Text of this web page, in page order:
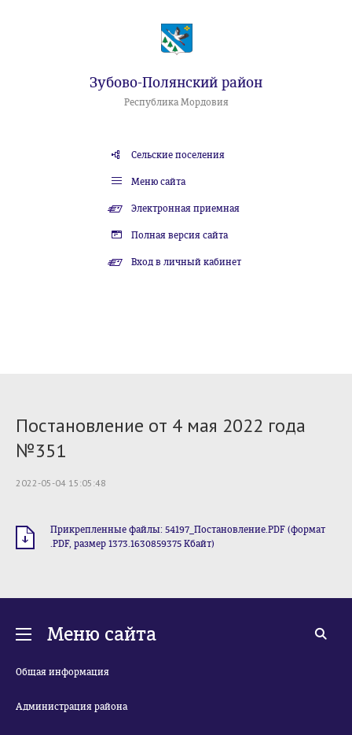
Зубово-Полянский район
Республика Мордовия
Сельские поселения
Меню сайта
Электронная приемная
Полная версия сайта
Вход в личный кабинет
Постановление от 4 мая 2022 года
№351
2022-05-04 15:05:48
Прикрепленные файлы: 54197_Постановление.PDF (формат
.PDF, размер 1373.1630859375 Кбайт)
Меню сайта
Общая информация
Администрация района